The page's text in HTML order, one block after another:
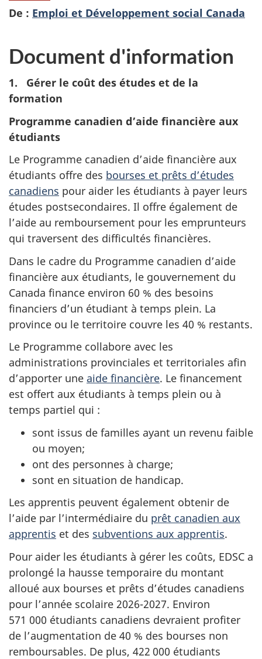
De : Emploi et Développement social Canada
Document d'information
1. Gérer le coût des études et de la
formation
Programme canadien d’aide financière aux
étudiants
Le Programme canadien d’aide financière aux
étudiants offre des bourses et prêts d’études
canadiens pour aider les étudiants à payer leurs
études postsecondaires. Il offre également de
l’aide au remboursement pour les emprunteurs
qui traversent des difficultés financières.
Dans le cadre du Programme canadien d’aide
financière aux étudiants, le gouvernement du
Canada finance environ 60 % des besoins
financiers d’un étudiant à temps plein. La
province ou le territoire couvre les 40 % restants.
Le Programme collabore avec les
administrations provinciales et territoriales afin
d’apporter une aide financière. Le financement
est offert aux étudiants à temps plein ou à
temps partiel qui :
sont issus de familles ayant un revenu faible
ou moyen;
ont des personnes à charge;
sont en situation de handicap.
Les apprentis peuvent également obtenir de
l’aide par l’intermédiaire du prêt canadien aux
apprentis et des subventions aux apprentis.
Pour aider les étudiants à gérer les coûts, EDSC a
prolongé la hausse temporaire du montant
alloué aux bourses et prêts d’études canadiens
pour l’année scolaire 2026-2027. Environ
571 000 étudiants canadiens devraient profiter
de l’augmentation de 40 % des bourses non
remboursables. De plus, 422 000 étudiants